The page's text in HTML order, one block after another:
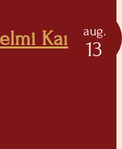
Karnevál
aug.
13